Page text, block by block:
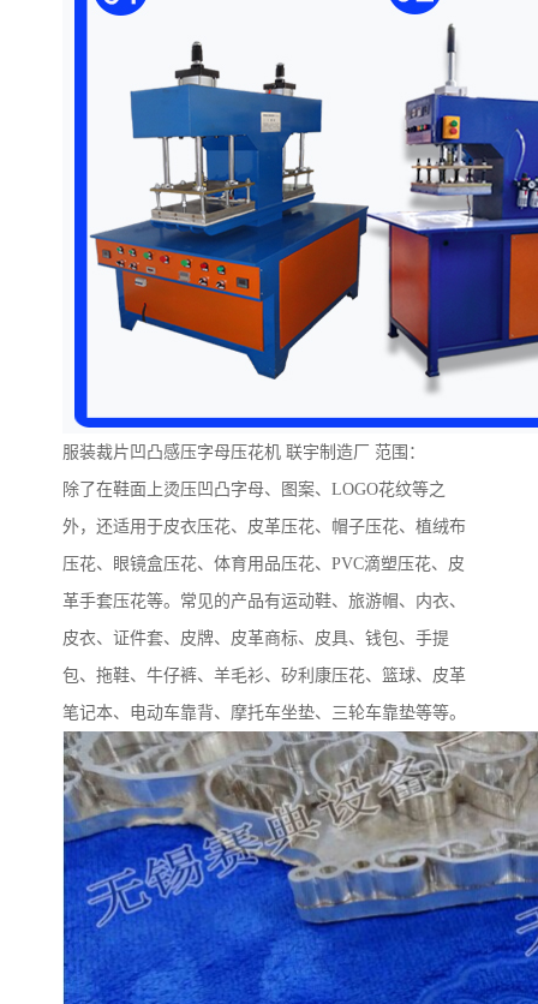
服装裁片凹凸感压字母压花机 联宇制造厂 范围：
除了在鞋面上烫压凹凸字母、图案、 LOGO花纹等之
外，还适用于皮衣压花、皮革压花、帽子压花、植绒布
压花、眼镜盒压花、体育用品压花、 PVC滴塑压花、皮
革手套压花等。常见的产品有运动鞋、旅游帽、内衣、
皮衣、证件套、皮牌、皮革商标、皮具、钱包、手提
包、拖鞋、牛仔裤、羊毛衫、矽利康压花、篮球、皮革
笔记本、电动车靠背、摩托车坐垫、三轮车靠垫等等。